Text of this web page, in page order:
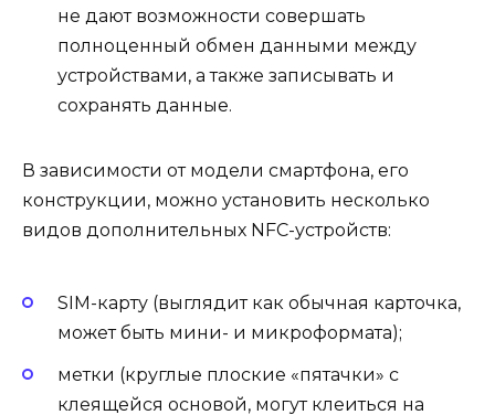
не дают возможности совершать
полноценный обмен данными между
устройствами, а также записывать и
сохранять данные.
В зависимости от модели смартфона, его
конструкции, можно установить несколько
видов дополнительных NFC-устройств:
SIM-карту (выглядит как обычная карточка,
может быть мини- и микроформата);
метки (круглые плоские «пятачки» с
клеящейся основой, могут клеиться на